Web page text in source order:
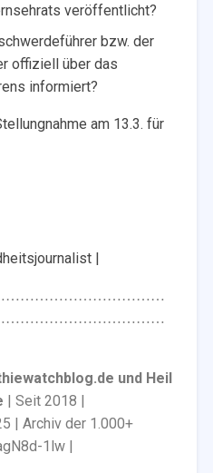
veröffentlicht?
bzw. der
offiziell über das
informiert?
am 13.3. für
|
und Heil
| Seit 2018 |
| Archiv der 1.000+
1lw |